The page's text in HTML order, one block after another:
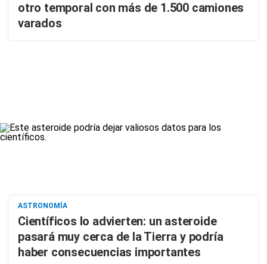
otro temporal con más de 1.500 camiones
varados
ASTRONOMÍA
Científicos lo advierten: un asteroide
pasará muy cerca de la Tierra y podría
haber consecuencias importantes